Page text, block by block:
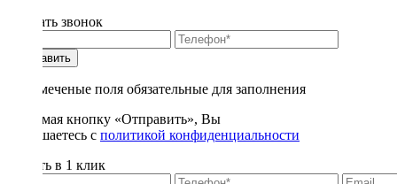
Заказать звонок
Отправить
* - отмеченые поля обязательные для заполнения
Нажимая кнопку «Отправить», Вы
соглашаетесь с политикой конфиденциальности
Купить в 1 клик